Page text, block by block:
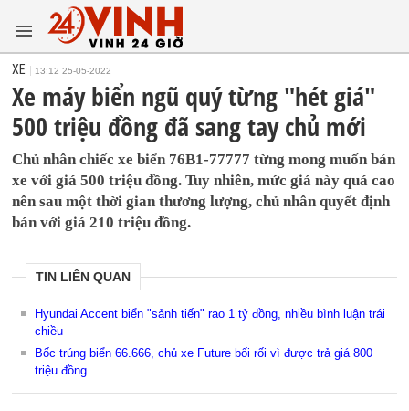
XE 13:12 25-05-2022
Xe máy biển ngũ quý từng "hét giá"
500 triệu đồng đã sang tay chủ mới
Chủ nhân chiếc xe biển 76B1-77777 từng mong muốn bán
xe với giá 500 triệu đồng. Tuy nhiên, mức giá này quá cao
nên sau một thời gian thương lượng, chủ nhân quyết định
bán với giá 210 triệu đồng.
TIN LIÊN QUAN
Hyundai Accent biển "sảnh tiến" rao 1 tỷ đồng, nhiều bình luận trái
chiều
Bốc trúng biển 66.666, chủ xe Future bối rối vì được trả giá 800
triệu đồng